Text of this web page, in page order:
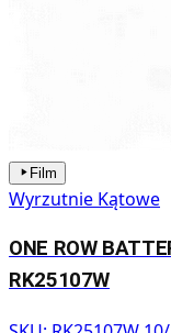
Film
Wyrzutnie Kątowe
ONE ROW
RK25107W